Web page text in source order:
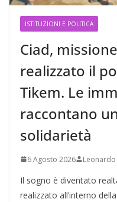
ISTITUZIONI E POLITICA
Ciad,
realizzato il
Tikem. Le
raccontano
solidarietà
6 Agosto 2026
Il sogno è diventato
realizzato all’interno